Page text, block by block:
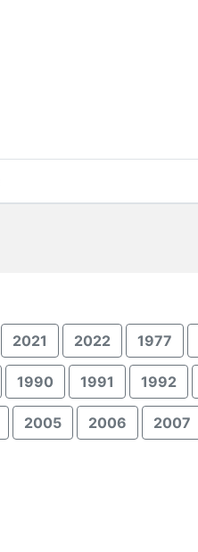
2021 2022 1977
1990 1991 1992
2005 2006 2007